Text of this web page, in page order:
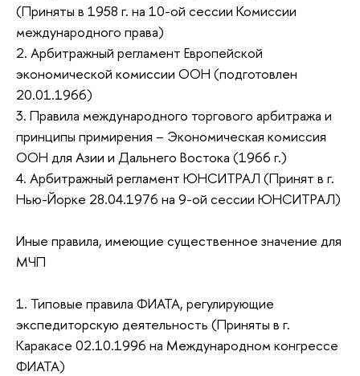
(Приняты в 1958 г. на 10-ой сессии Комиссии
международного права)
2. Арбитражный регламент Европейской
экономической комиссии ООН (подготовлен
20.01.1966)
3. Правила международного торгового арбитража и
принципы примирения – Экономическая комиссия
ООН для Азии и Дальнего Востока (1966 г.)
4. Арбитражный регламент ЮНСИТРАЛ (Принят в г.
Нью-Йорке 28.04.1976 на 9-ой сессии ЮНСИТРАЛ)
Иные правила, имеющие существенное значение для
МЧП
1. Типовые правила ФИАТА, регулирующие
экспедиторскую деятельность (Приняты в г.
Каракасе 02.10.1996 на Международном конгрессе
ФИАТА)